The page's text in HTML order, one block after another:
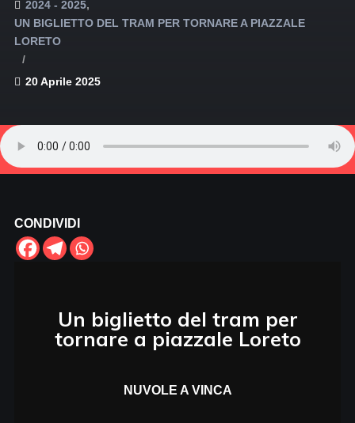
2024 - 2025
UN BIGLIETTO DEL TRAM PER TORNARE A PIAZZALE
LORETO
20 Aprile 2025
CONDIVIDI
Un biglietto del tram per
tornare a piazzale Loreto
NUVOLE A VINCA